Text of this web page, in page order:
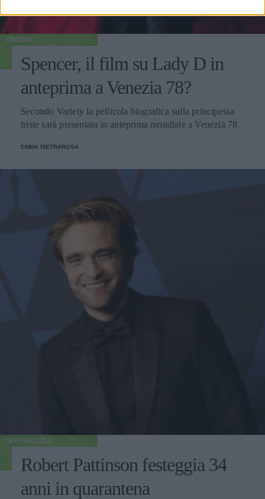
CINEMA
Spencer, il film su Lady D in
anteprima a Venezia 78?
Secondo Variety la pellicola biografica sulla principessa
triste sarà presentata in anteprima mondiale a Venezia 78.
EMMA PIETRAROSA
SPETTACOLO
Robert Pattinson festeggia 34
anni in quarantena